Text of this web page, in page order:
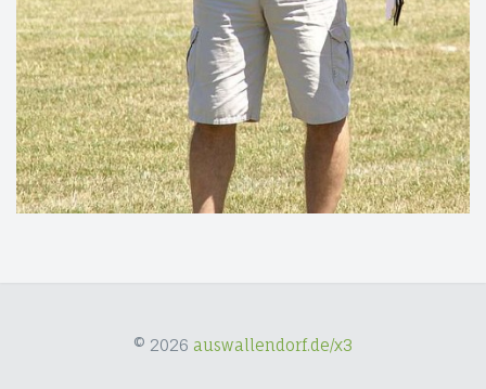
© 2026 auswallendorf.de/x3